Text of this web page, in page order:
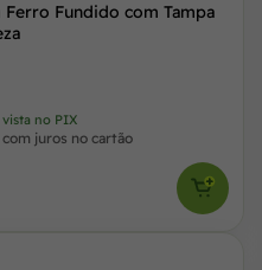
Ferro Fundido com Tampa
vista no PIX
com juros no cartão